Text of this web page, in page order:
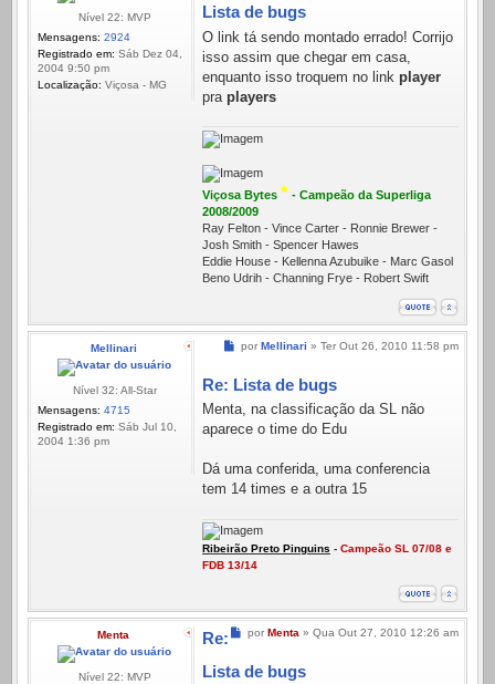
Nível 22: MVP
Mensagens: 2924
Registrado em: Sáb Dez 04,
2004 9:50 pm
Localização: Viçosa - MG
Lista de bugs
O link tá sendo montado errado! Corrijo
isso assim que chegar em casa,
enquanto isso troquem no link player
pra players
Viçosa Bytes * - Campeão da Superliga
2008/2009
Ray Felton - Vince Carter - Ronnie Brewer -
Josh Smith - Spencer Hawes
Eddie House - Kellenna Azubuike - Marc Gasol
Beno Udrih - Channing Frye - Robert Swift
Mellinari
Nível 32: All-Star
Mensagens: 4715
Registrado em: Sáb Jul 10,
2004 1:36 pm
Mensagem
por Mellinari » Ter Out 26, 2010 11:58 pm
Re: Lista de bugs
Menta, na classificação da SL não
aparece o time do Edu
Dá uma conferida, uma conferencia
tem 14 times e a outra 15
Ribeirão Preto Pinguins - Campeão SL 07/08 e
FDB 13/14
Menta
Nível 22: MVP
Mensagem
por Menta » Qua Out 27, 2010 12:26 am
Re:
Lista de bugs